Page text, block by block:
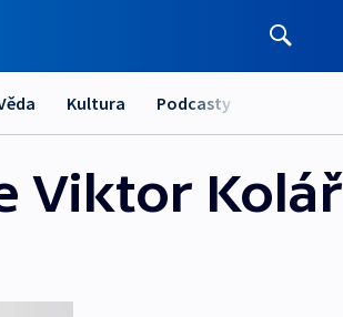
Kultura Podcasty
Viktor Kolář